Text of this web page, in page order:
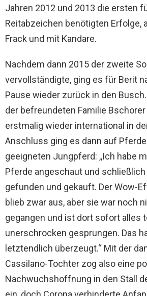
Jahren 2012 und 2013 die ersten
Reitabzeichen benötigten Erfolge,
Frack und mit Kandare.
Nachdem dann 2015 der zweite
vervollständigte, ging es für Berit
Pause wieder zurück in den
der befreundeten Familie
erstmalig wieder international in
Anschluss ging es dann auf
geeigneten Jungpferd: ,,Ich habe
Pferde angeschaut und schließlich
gefunden und gekauft. Der Wow-
blieb zwar aus, aber sie war noch
gegangen und ist dort sofort alles
unerschrocken gesprungen. Das
letztendlich überzeugt.“ Mit der
Cassilano-Tochter zog also eine
Nachwuchshoffnung in den Stall